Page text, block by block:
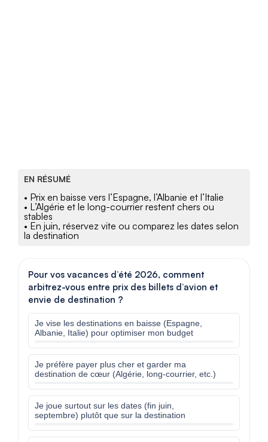
EN RÉSUMÉ
• Prix en baisse vers l’Espagne, l’Albanie et l’Italie
• L’Algérie et le long-courrier restent chers ou
stables
• En juin, réservez vite ou comparez les dates selon
la destination
Pour vos vacances d’été 2026, comment
arbitrez-vous entre prix des billets d’avion et
envie de destination ?
Je vise les destinations en baisse (Espagne,
Albanie, Italie) pour optimiser mon budget
Je préfère payer plus cher et garder ma
destination de cœur (Algérie, long-courrier, etc.)
Je joue surtout sur les dates (fin juin,
septembre) plutôt que sur la destination